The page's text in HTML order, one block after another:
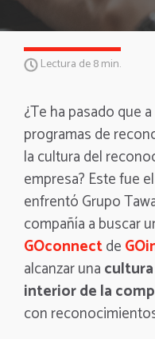
Lectura de 8 min.
¿Te ha pasado que
programas de
la cultura del
empresa? Este fue
enfrentó Grupo
compañía a buscar
GOconnectde
alcanzar una
interior de la
con